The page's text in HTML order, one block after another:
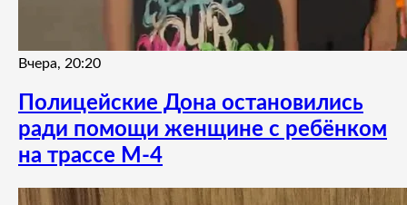
Вчера, 20:20
Полицейские Дона остановились
ради помощи женщине с ребёнком
на трассе М-4